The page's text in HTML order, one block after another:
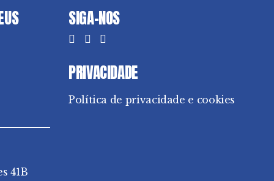
41B
SIGA-NOS
PRIVACIDADE
Política de privacidade e cookies